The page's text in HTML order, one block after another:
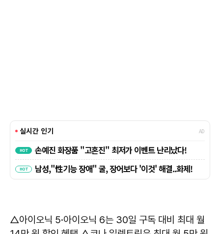
△아이오닉 5·아이오닉 6는 30일 구독 대비 최대 월